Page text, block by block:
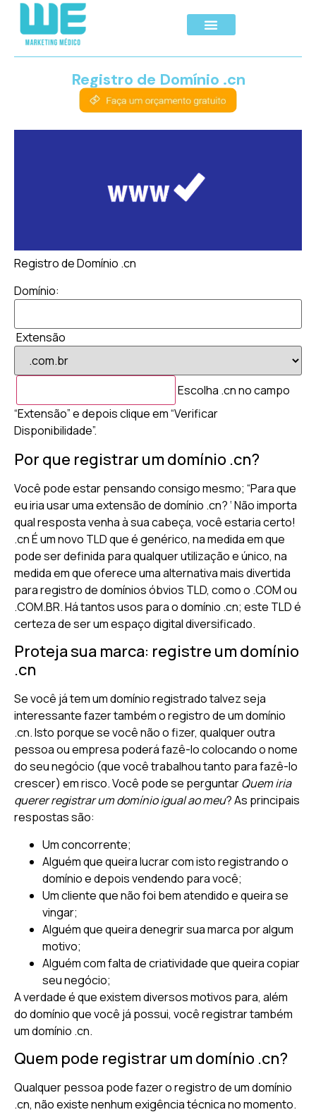
Registro de Domínio .cn
Registro de Domínio .cn
Domínio:
Extensão
Escolha .cn no campo
“Extensão” e depois clique em “Verificar
Disponibilidade”.
Por que registrar um domínio .cn?
Você pode estar pensando consigo mesmo; “Para que
eu iria usar uma extensão de domínio .cn? ‘ Não importa
qual resposta venha à sua cabeça, você estaria certo!
.cn É um novo TLD que é genérico, na medida em que
pode ser definida para qualquer utilização e único, na
medida em que oferece uma alternativa mais divertida
para registro de domínios óbvios TLD, como o .COM ou
.COM.BR. Há tantos usos para o domínio .cn; este TLD é
certeza de ser um espaço digital diversificado.
Proteja sua marca: registre um domínio
.cn
Se você já tem um domínio registrado talvez seja
interessante fazer também o registro de um domínio
.cn. Isto porque se você não o fizer, qualquer outra
pessoa ou empresa poderá fazê-lo colocando o nome
do seu negócio (que você trabalhou tanto para fazê-lo
crescer) em risco. Você pode se perguntarQuem iria
querer registrar um domínio igual ao meu? As principais
respostas são:
Um concorrente;
Alguém que queira lucrar com isto registrando o
domínio e depois vendendo para você;
Um cliente que não foi bem atendido e queira se
vingar;
Alguém que queira denegrir sua marca por algum
motivo;
Alguém com falta de criatividade que queira copiar
seu negócio;
A verdade é que existem diversos motivos para, além
do domínio que você já possui, você registrar também
um domínio .cn.
Quem pode registrar um domínio .cn?
Qualquer pessoa pode fazer o registro de um domínio
.cn, não existe nenhum exigência técnica no momento.